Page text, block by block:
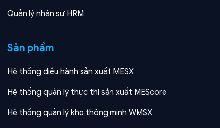
Quản lý nhân sự HRM
Sản phẩm
Hệ thống điều hành sản xuất MESX
Hệ thống quản lý thực thi sản xuất MEScore
Hệ thống quản lý kho thông minh WMSX